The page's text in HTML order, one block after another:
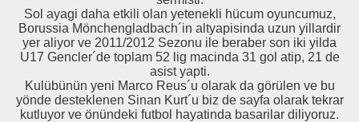
Sol ayagi daha etkili olan yetenekli hücum oyuncumuz,
Borussia Mönchengladbach´in altyapisinda uzun yillardir
yer aliyor ve 2011/2012 Sezonu ile beraber son iki yilda
U17 Gencler´de toplam 52 lig macinda 31 gol atip, 21 de
asist yapti.
Kulübünün yeni Marco Reus´u olarak da görülen ve bu
yönde desteklenen Sinan Kurt´u biz de sayfa olarak tekrar
kutluyor ve önündeki futbol hayatinda basarilar diliyoruz.